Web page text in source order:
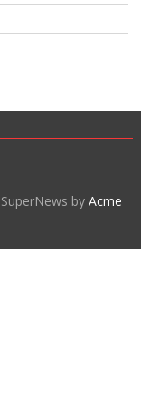
byAcme